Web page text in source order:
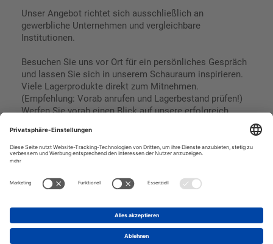
Unser Angebot richtet sich ausschließlich an
gewerbliche Unternehmen und vergleichbare
Institutionen.
Besuchen Sie uns vor Ort für ein persönliches Gespräch
und lassen Sie sich in unserem Schauraum inspirieren.
Viele Lagerprodukte direkt zum Mitnehmen.
(Empfehlung: Vorab anrufen und Lagerbestand prüfen!)
Werfen Sie vorab einen Blick auf unsere erfolgreich
Impressum
Datenschutz
SEPA Lastschrift
Kreditkarte
Rechnungskauf